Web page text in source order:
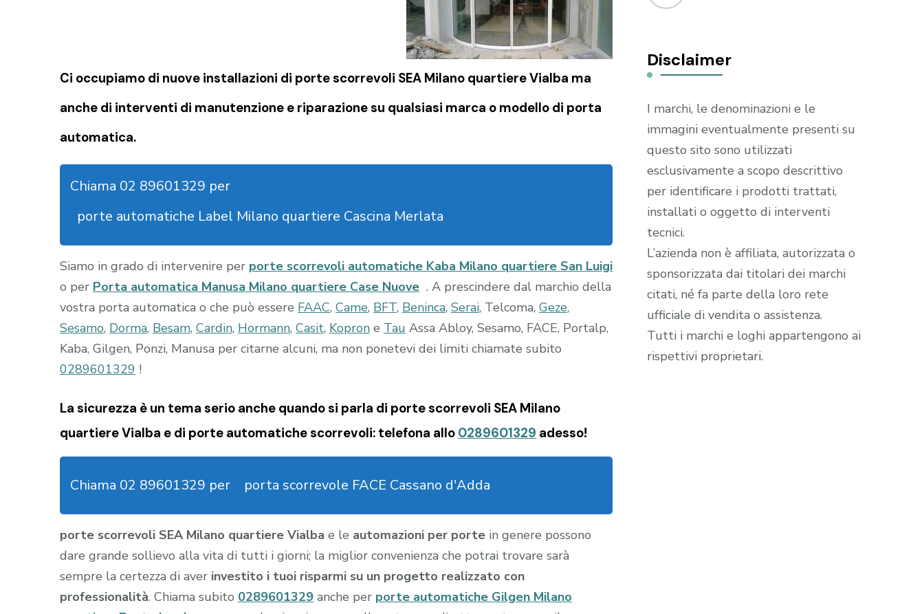
Ci occupiamo di nuove installazioni di porte scorrevoli SEA Milano quartiere Vialba ma
anche di interventi di manutenzione e riparazione su qualsiasi marca o modello di porta
automatica.
Chiama 02 89601329 per
porte automatiche Label Milano quartiere Cascina Merlata
Siamo in grado di intervenire per porte scorrevoli automatiche Kaba Milano quartiere San Luigi
o per Porta automatica Manusa Milano quartiere Case Nuove . A prescindere dal marchio della
vostra porta automatica o che può essere FAAC, Came, BFT, Beninca, Serai, Telcoma, Geze,
Sesamo, Dorma, Besam, Cardin, Hormann, Casit, Kopron e Tau Assa Abloy, Sesamo, FACE, Portalp,
Kaba, Gilgen, Ponzi, Manusa per citarne alcuni, ma non ponetevi dei limiti chiamate subito
0289601329 !
La sicurezza è un tema serio anche quando si parla di porte scorrevoli SEA Milano
quartiere Vialba e di porte automatiche scorrevoli: telefona allo 0289601329 adesso!
Chiama 02 89601329 per porta scorrevole FACE Cassano d'Adda
porte scorrevoli SEA Milano quartiere Vialba e le automazioni per porte in genere possono
dare grande sollievo alla vita di tutti i giorni; la miglior convenienza che potrai trovare sarà
sempre la certezza di aver investito i tuoi risparmi su un progetto realizzato con
professionalità. Chiama subito 0289601329 anche per porte automatiche Gilgen Milano
Disclaimer
I marchi, le denominazioni e le
immagini eventualmente presenti su
questo sito sono utilizzati
esclusivamente a scopo descrittivo
per identificare i prodotti trattati,
installati o oggetto di interventi
tecnici.
L’azienda non è affiliata, autorizzata o
sponsorizzata dai titolari dei marchi
citati, né fa parte della loro rete
ufficiale di vendita o assistenza.
Tutti i marchi e loghi appartengono ai
rispettivi proprietari.